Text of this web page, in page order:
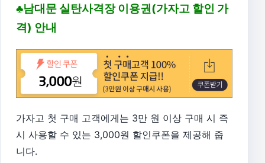
♣남대문 실탄사격장 이용권(가자고 할인 가
격) 안내
가자고 첫 구매 고객에게는 3만 원 이상 구매 시 즉
시 사용할 수 있는 3,000원 할인쿠폰을 제공해 줍
니다.